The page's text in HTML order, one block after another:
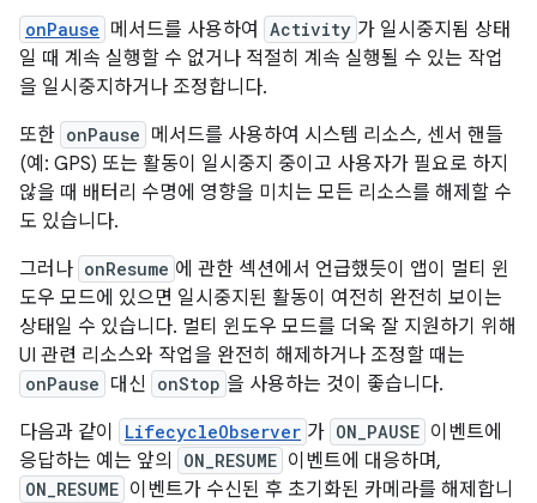
onPause 메서드를 사용하여 Activity 가 일시중지됨 상태
일 때 계속 실행할 수 없거나 적절히 계속 실행될 수 있는 작업
을 일시중지하거나 조정합니다.
또한 onPause 메서드를 사용하여 시스템 리소스, 센서 핸들
(예: GPS) 또는 활동이 일시중지 중이고 사용자가 필요로 하지
않을 때 배터리 수명에 영향을 미치는 모든 리소스를 해제할 수
도 있습니다.
그러나 onResume 에 관한 섹션에서 언급했듯이 앱이 멀티 윈
도우 모드에 있으면 일시중지된 활동이 여전히 완전히 보이는
상태일 수 있습니다. 멀티 윈도우 모드를 더욱 잘 지원하기 위해
UI 관련 리소스와 작업을 완전히 해제하거나 조정할 때는
onPause 대신 onStop 을 사용하는 것이 좋습니다.
다음과 같이
LifecycleObserver 가 ON_PAUSE 이벤트에
응답하는 예는 앞의
ON_RESUME 이벤트에 대응하며,
ON_RESUME 이벤트가 수신된 후 초기화된 카메라를 해제합니